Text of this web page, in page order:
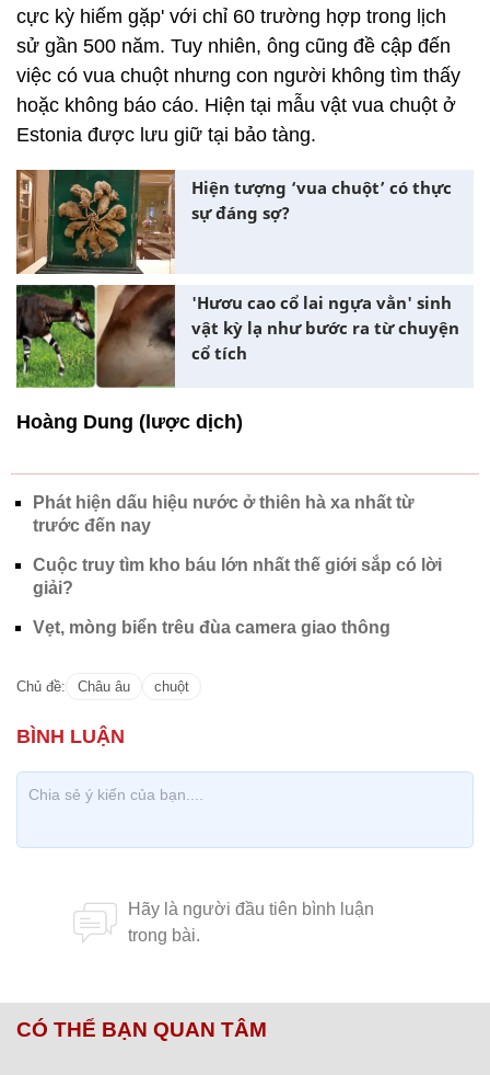
cực kỳ hiếm gặp' với chỉ 60 trường hợp trong lịch
sử gần 500 năm. Tuy nhiên, ông cũng đề cập đến
việc có vua chuột nhưng con người không tìm thấy
hoặc không báo cáo. Hiện tại mẫu vật vua chuột ở
Estonia được lưu giữ tại bảo tàng.
Hiện tượng ‘vua chuột’ có thực
sự đáng sợ?
'Hươu cao cổ lai ngựa vằn' sinh
vật kỳ lạ như bước ra từ chuyện
cổ tích
Hoàng Dung (lược dịch)
Phát hiện dấu hiệu nước ở thiên hà xa nhất từ
trước đến nay
Cuộc truy tìm kho báu lớn nhất thế giới sắp có lời
giải?
Vẹt, mòng biển trêu đùa camera giao thông
Chủ đề: Châu âu chuột
CÓ THỂ BẠN QUAN TÂM